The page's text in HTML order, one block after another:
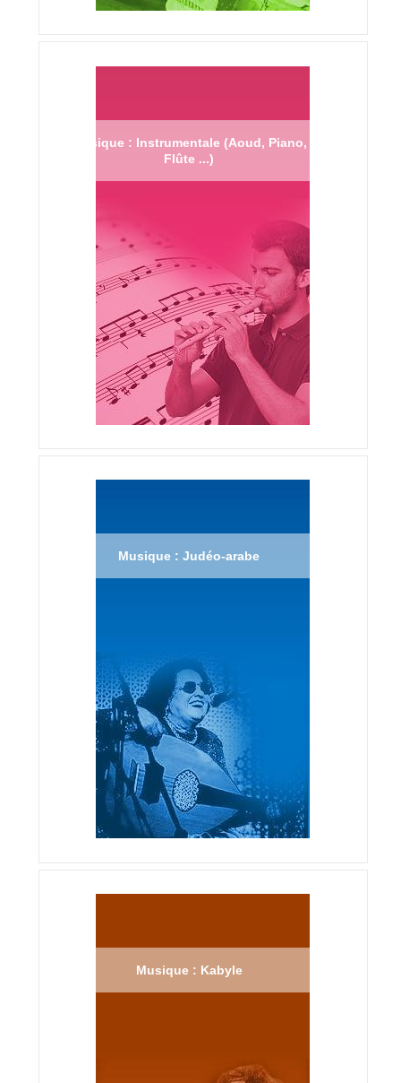
Musique : Instrumentale (Aoud, Piano,
Flûte ...)
Musique : Judéo-arabe
Musique : Kabyle